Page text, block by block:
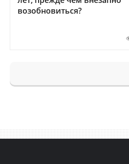
возобновиться?